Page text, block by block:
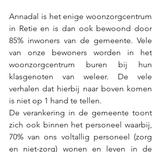
Annadal is het enige woonzorgcentrum
in Retie en is dan ook bewoond door
85% inwoners van de gemeente. Vele
van onze bewoners worden in het
woonzorgcentrum buren bij hun
klasgenoten van weleer. De vele
verhalen dat hierbij naar boven komen
is niet op 1 hand te tellen.
De verankering in de gemeente toont
zich ook binnen het personeel waarbij,
70% van ons voltallig personeel (zorg
en niet-zorg) wonen en leven in de